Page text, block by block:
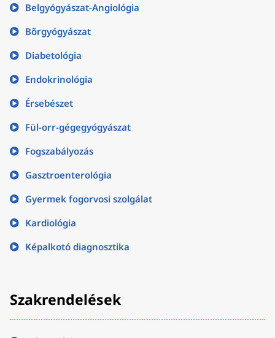
Belgyógyászat-Angiológia
Bőrgyógyászat
Diabetológia
Endokrinológia
Érsebészet
Fül-orr-gégegyógyászat
Fogszabályozás
Gasztroenterológia
Gyermek fogorvosi szolgálat
Kardiológia
Képalkotó diagnosztika
Szakrendelések